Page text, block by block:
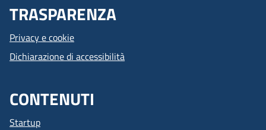
TRASPARENZA
Privacy e cookie
Dichiarazione di accessibilità
CONTENUTI
Startup